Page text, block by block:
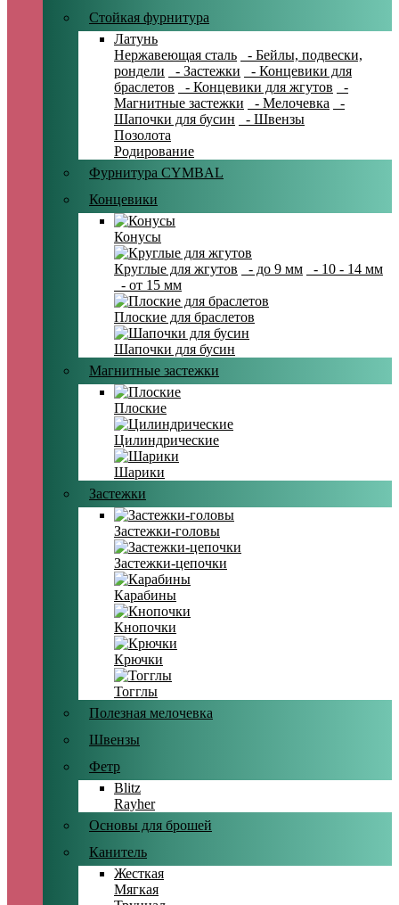
Стойкая фурнитура
Латунь
Нержавеющая сталь
- Бейлы, подвески,
рондели
- Застежки
- Концевики для
браслетов
- Концевики для жгутов
-
Магнитные застежки
- Мелочевка
-
Шапочки для бусин
- Швензы
Позолота
Родирование
Фурнитура CYMBAL
Концевики
Конусы
Круглые для жгутов - до 9 мм
- 10 - 14 мм
- от 15 мм
Плоские для браслетов
Шапочки для бусин
Магнитные застежки
Плоские
Цилиндрические
Шарики
Застежки
Застежки-головы
Застежки-цепочки
Карабины
Кнопочки
Крючки
Тогглы
Полезная мелочевка
Швензы
Фетр
Blitz
Rayher
Основы для брошей
Канитель
Жесткая
Мягкая